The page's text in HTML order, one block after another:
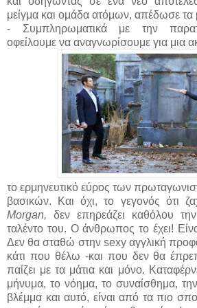
μείγμα και ομάδα ατόμων, απέδωσε τα
- Συμπληρωματικά με την
οφείλουμε να αναγνωρίσουμε για μια
το ερμηνευτικό εύρος των
βασικών. Και όχι, το γεγονός ότι
Morgan, δεν επηρεάζει καθόλου
ταλέντο του. Ο άνθρωπος το έχει!
Δεν θα σταθώ στην sexy αγγλική
κάτι που θέλω -και που δεν θα
παίζει με τα μάτια και μόνο.
μήνυμα, το νόημα, το συναίσθημα,
βλέμμα και αυτό, είναι από τα πιο